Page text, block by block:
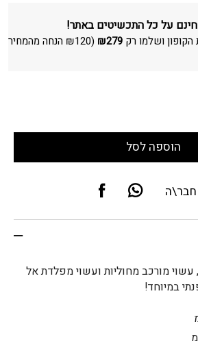
ושלמו רק ₪279
(
₪120
הנחה מהמחיר
הוספה לסל
עשוי מורכב מחוליות ועשוי מפלדת אל
במיוחד!